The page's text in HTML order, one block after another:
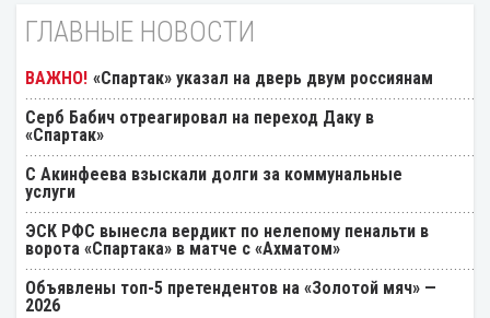
ГЛАВНЫЕ НОВОСТИ
«Спартак» указал на дверь двум россиянам
Серб Бабич отреагировал на переход Даку в
«Спартак»
С Акинфеева взыскали долги за коммунальные
услуги
ЭСК РФС вынесла вердикт по нелепому пенальти в
ворота «Спартака» в матче с «Ахматом»
Объявлены топ-5 претендентов на «Золотой мяч» —
2026